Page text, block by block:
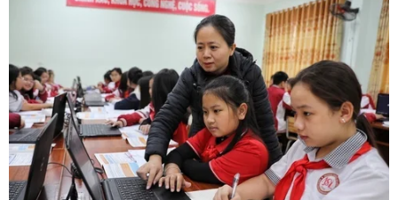
giai đoạn 2008-2018.
Dự hội nghị có ông Phùng Xuân Nhạ, Bộ trưởng
Bộ Giáo dục và Đào tạo; Nguyễn Văn Tuyết, Phó
Chủ nhiệm Ủy ban Văn hóa Giáo dục Thanh
thiếu niên và nhi đồng của Quốc hội; ông Y
Thông, Phó Chủ nhiệm Ủy ban Dân tộc; ông Đỗ
Đức Duy, Phó Bí thư Tỉnh ủy, Chủ tịch Ủy ban